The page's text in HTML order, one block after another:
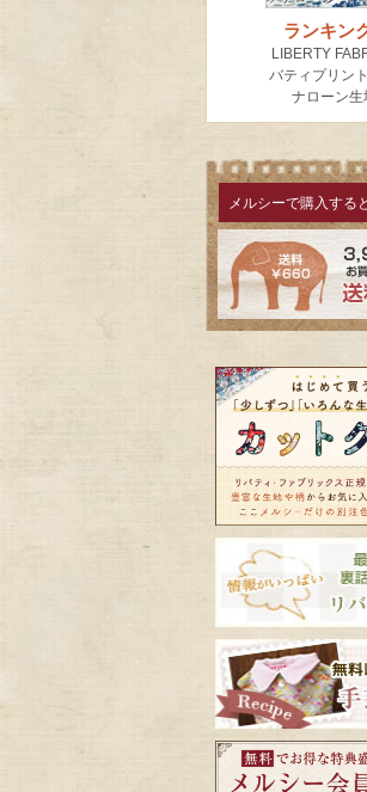
メルシーで購入する